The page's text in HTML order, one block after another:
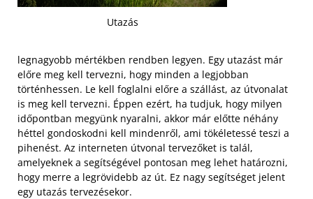
Utazás
legnagyobb mértékben rendben legyen. Egy utazást már
előre meg kell tervezni, hogy minden a legjobban
történhessen. Le kell foglalni előre a szállást, az útvonalat
is meg kell tervezni. Éppen ezért, ha tudjuk, hogy milyen
időpontban megyünk nyaralni, akkor már előtte néhány
héttel gondoskodni kell mindenről, ami tökéletessé teszi a
pihenést. Az interneten útvonal tervezőket is talál,
amelyeknek a segítségével pontosan meg lehet határozni,
hogy merre a legrövidebb az út. Ez nagy segítséget jelent
egy utazás tervezésekor.